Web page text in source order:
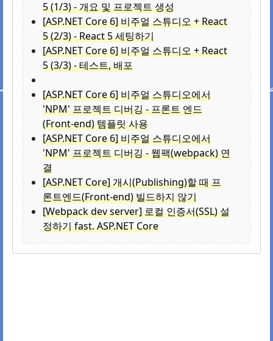
5 (1/3) - 개요 및 프로젝트 생성
[ASP.NET Core 6] 비주얼 스튜디오 + React
5 (2/3) - React 5 세팅하기
[ASP.NET Core 6] 비주얼 스튜디오 + React
5 (3/3) - 테스트, 배포
[ASP.NET Core 6] 비주얼 스튜디오에서
'NPM' 프로젝트 디버깅 - 프론트 엔드
(Front-end) 템플릿 사용
[ASP.NET Core 6] 비주얼 스튜디오에서
'NPM' 프로젝트 디버깅 - 웹팩(webpack) 연
결
[ASP.NET Core] 개시(Publishing)할 때 프
론트엔드(Front-end) 빌드하지 않기
[Webpack dev server] 로컬 인증서(SSL) 설
정하기 fast. ASP.NET Core